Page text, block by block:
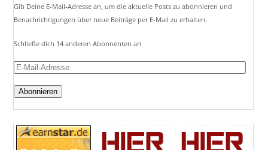
Gib Deine E-Mail-Adresse an, um die aktuelle Posts zu abonnieren und
Benachrichtigungen über neue Beiträge per E-Mail zu erhalten.
Schließe dich 14 anderen Abonnenten an
E-
Adresse